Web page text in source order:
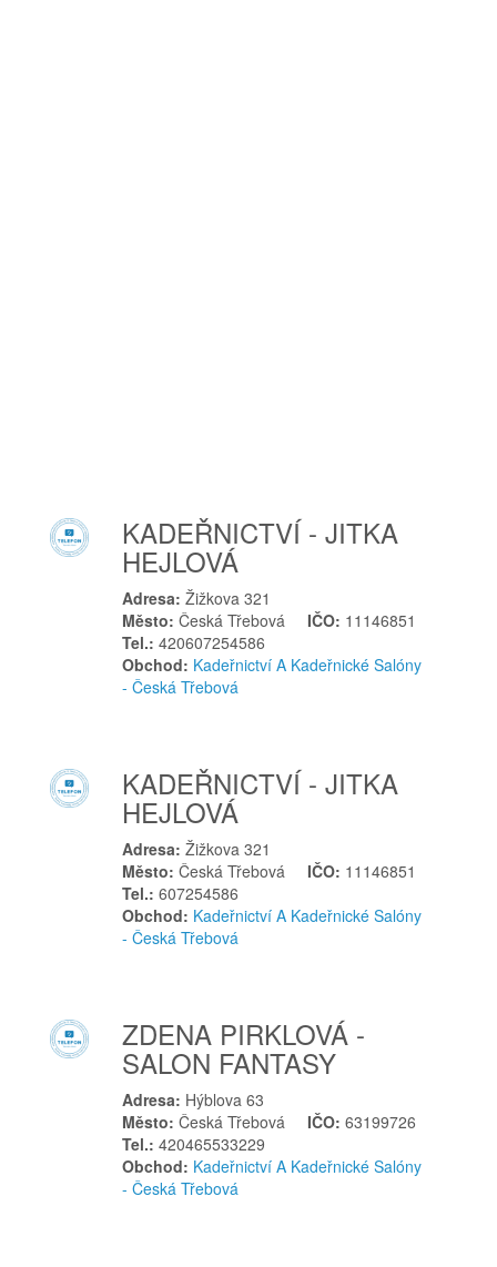
Jevíčko
Jičín
Jílové u Prahy
Kamenice nad Lipou
Kaplice
Kopřivnice
Koryčany
Kostelec nad Orlicí
Kralupy nad Vltavou
KADEŘNICTVÍ - JITKA
HEJLOVÁ
Adresa: Žižkova 321
Město: Česká Třebová IČO: 11146851
Tel.: 420607254586
Obchod: Kadeřnictví A Kadeřnické Salóny
- Česká Třebová
KADEŘNICTVÍ - JITKA
HEJLOVÁ
Adresa: Žižkova 321
Město: Česká Třebová IČO: 11146851
Tel.: 607254586
Obchod: Kadeřnictví A Kadeřnické Salóny
- Česká Třebová
ZDENA PIRKLOVÁ -
SALON FANTASY
Adresa: Hýblova 63
Město: Česká Třebová IČO: 63199726
Tel.: 420465533229
Obchod: Kadeřnictví A Kadeřnické Salóny
- Česká Třebová